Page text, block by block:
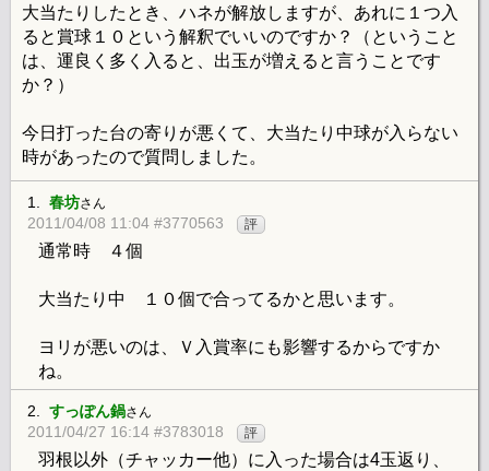
大当たりしたとき、ハネが解放しますが、あれに１つ入
ると賞球１０という解釈でいいのですか？（ということ
は、運良く多く入ると、出玉が増えると言うことです
か？）
今日打った台の寄りが悪くて、大当たり中球が入らない
時があったので質問しました。
1. 春坊さん
2011/04/08 11:04 #3770563 評
通常時 ４個
大当たり中 １０個で合ってるかと思います。
ヨリが悪いのは、Ｖ入賞率にも影響するからですか
ね。
2. すっぽん鍋さん
2011/04/27 16:14 #3783018 評
羽根以外（チャッカー他）に入った場合は4玉返り、